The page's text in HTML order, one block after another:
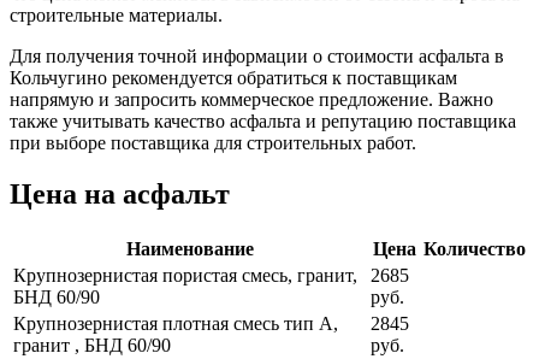
строительные материалы.
Для получения точной информации о стоимости асфальта в
Кольчугино рекомендуется обратиться к поставщикам
напрямую и запросить коммерческое предложение. Важно
также учитывать качество асфальта и репутацию поставщика
при выборе поставщика для строительных работ.
Цена на асфальт
Наименование Цена Количество
Крупнозернистая пористая смесь, гранит,
БНД 60/90
2685
руб.
Крупнозернистая плотная смесь тип А,
гранит , БНД 60/90
2845
руб.